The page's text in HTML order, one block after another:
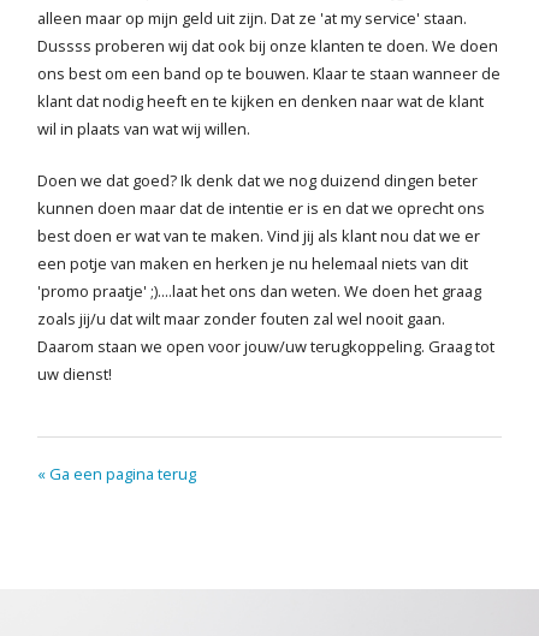
alleen maar op mijn geld uit zijn. Dat ze 'at my service' staan.
Dussss proberen wij dat ook bij onze klanten te doen. We doen
ons best om een band op te bouwen. Klaar te staan wanneer de
klant dat nodig heeft en te kijken en denken naar wat de klant
wil in plaats van wat wij willen.
Doen we dat goed? Ik denk dat we nog duizend dingen beter
kunnen doen maar dat de intentie er is en dat we oprecht ons
best doen er wat van te maken. Vind jij als klant nou dat we er
een potje van maken en herken je nu helemaal niets van dit
'promo praatje' ;)....laat het ons dan weten. We doen het graag
zoals jij/u dat wilt maar zonder fouten zal wel nooit gaan.
Daarom staan we open voor jouw/uw terugkoppeling. Graag tot
uw dienst!
« Ga een pagina terug